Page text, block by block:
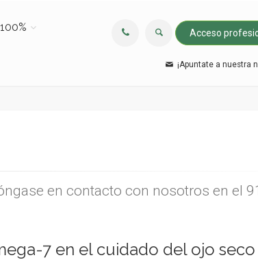
Acceso
¡Apuntate a nuestra
en contacto con nosotros en el
7 en el cuidado del ojo seco